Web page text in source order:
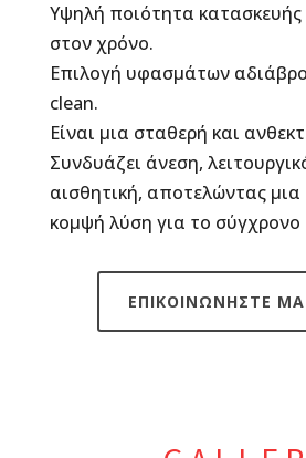
Υψηλή ποιότητα κατασκευής
στον χρόνο.
Επιλογή υφασμάτων
clean.
Είναι μια σταθερή και
Συνδυάζει άνεση,
αισθητική, αποτελώντας μια
κομψή λύση για το σύγχρονο
ΕΠΙΚΟΙΝΩΝΗΣΤΕ